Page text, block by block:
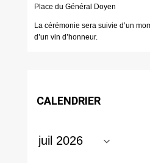
Place du Général Doyen
La cérémonie sera suivie d’un
d’un vin d’honneur.
CALENDRIER